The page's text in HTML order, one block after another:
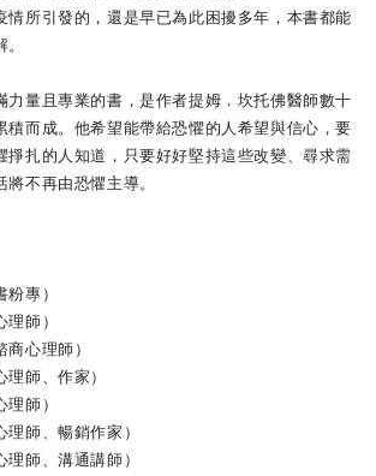
所引發的，還是早已為此困擾多年，本書都能
量且專業的書，是作者提姆．坎托佛醫師數十
積而成。他希望能帶給恐懼的人希望與信心，要
掙扎的人知道，只要好好堅持這些改變、尋求需
不再由恐懼主導。
專）
師）
心理師）
師、作家）
師）
師、暢銷作家）
師、溝通講師）